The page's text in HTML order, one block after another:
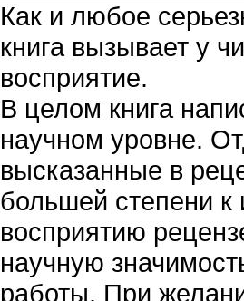
Как и любое
книга вызывает у
восприятие.
В целом книга
научном уровне.
высказанные в
большей степени
восприятию
научную
работы. При